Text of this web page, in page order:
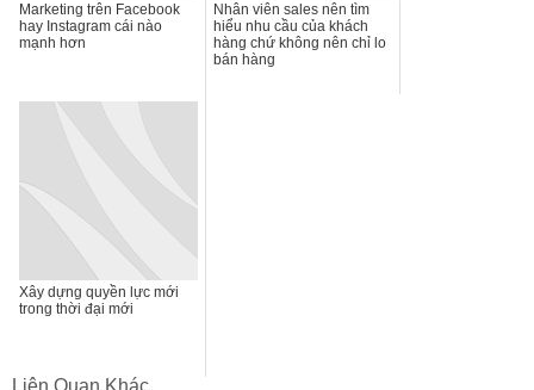
Marketing trên Facebook
hay Instagram cái nào
mạnh hơn
Nhân viên sales nên tìm
hiểu nhu cầu của khách
hàng chứ không nên chỉ lo
bán hàng
Xây dựng quyền lực mới
trong thời đại mới